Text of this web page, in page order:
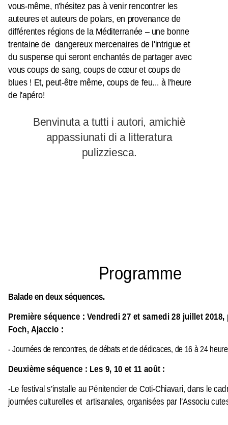
vous-même, n'hésitez pas à venir rencontrer les
auteures et auteurs de polars, en provenance de
différentes régions de la Méditerranée – une bonne
trentaine de dangereux mercenaires de l'intrigue et
du suspense qui seront enchantés de partager avec
vous coups de sang, coups de cœur et coups de
blues ! Et, peut-être même, coups de feu... à l'heure
de l'apéro!
Benvinuta a tutti i autori, amichiè
appassiunati di a litteratura
pulizziesca.
Programme
Balade en deux séquences.
Première séquence : Vendredi 27 et samedi 28 juillet 2018,
Foch, Ajaccio :
- Journées de rencontres, de débats et de dédicaces, de 16 à 24
Deuxième séquence : Les 9, 10 et 11 août :
-Le festival s’installe au Pénitencier de Coti-Chiavari, dans le
journées culturelles et artisanales, organisées par l’Associu